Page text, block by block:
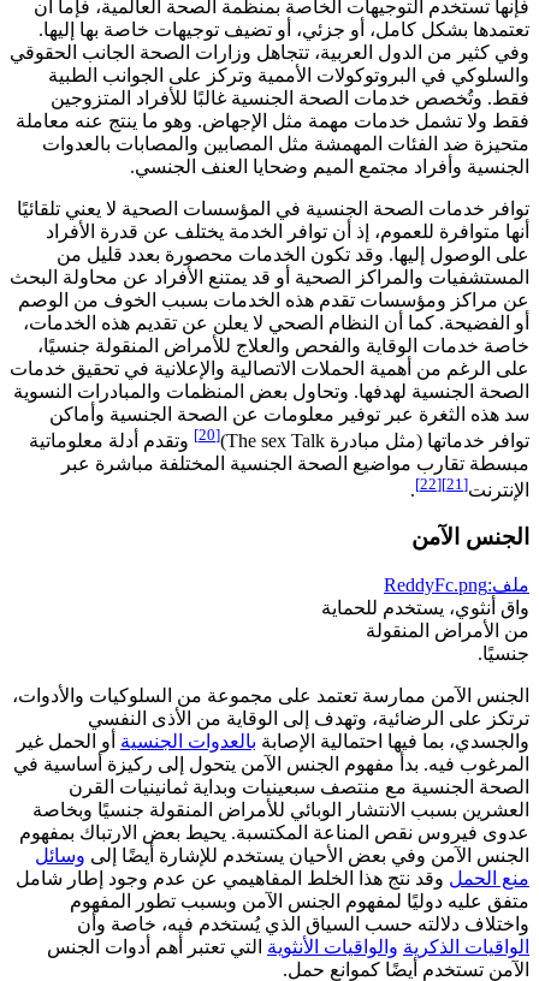
فإنها تستخدم التوجيهات الخاصة بمنظمة الصحة العالمية، فإما أن
تعتمدها بشكل كامل، أو جزئي، أو تضيف توجيهات خاصة بها إليها.
وفي كثير من الدول العربية، تتجاهل وزارات الصحة الجانب الحقوقي
والسلوكي في البروتوكولات الأممية وتركز على الجوانب الطبية
فقط. وتُخصص خدمات الصحة الجنسية غالبًا للأفراد المتزوجين
فقط ولا تشمل خدمات مهمة مثل الإجهاض. وهو ما ينتج عنه معاملة
متحيزة ضد الفئات المهمشة مثل المصابين والمصابات بالعدوات
الجنسية وأفراد مجتمع الميم وضحايا العنف الجنسي.
توافر خدمات الصحة الجنسية في المؤسسات الصحية لا يعني تلقائيًا
أنها متوافرة للعموم، إذ أن توافر الخدمة يختلف عن قدرة الأفراد
على الوصول إليها. وقد تكون الخدمات محصورة بعدد قليل من
المستشفيات والمراكز الصحية أو قد يمتنع الأفراد عن محاولة البحث
عن مراكز ومؤسسات تقدم هذه الخدمات بسبب الخوف من الوصم
أو الفضيحة. كما أن النظام الصحي لا يعلن عن تقديم هذه الخدمات،
خاصة خدمات الوقاية والفحص والعلاج للأمراض المنقولة جنسيًا،
على الرغم من أهمية الحملات الاتصالية والإعلانية في تحقيق خدمات
الصحة الجنسية لهدفها. وتحاول بعض المنظمات والمبادرات النسوية
سد هذه الثغرة عبر توفير معلومات عن الصحة الجنسية وأماكن
توافر خدماتها (مثل مبادرة The sex Talk)
[20]
وتقدم أدلة معلوماتية
مبسطة تقارب مواضيع الصحة الجنسية المختلفة مباشرة عبر
الإنترنت[21]
[22]
.
الجنس الآمن
ملف:ReddyFc.png
واق أنثوي، يستخدم للحماية
من الأمراض المنقولة
جنسيًا.
الجنس الآمن ممارسة تعتمد على مجموعة من السلوكيات والأدوات،
ترتكز على الرضائية، وتهدف إلى الوقاية من الأذى النفسي
والجسدي، بما فيها احتمالية الإصابة بالعدوات الجنسية أو الحمل غير
المرغوب فيه. بدأ مفهوم الجنس الآمن يتحول إلى ركيزة أساسية في
الصحة الجنسية مع منتصف سبعينيات وبداية ثمانينيات القرن
العشرين بسبب الانتشار الوبائي للأمراض المنقولة جنسيًا وبخاصة
عدوى فيروس نقص المناعة المكتسبة. يحيط بعض الارتباك بمفهوم
الجنس الآمن وفي بعض الأحيان يستخدم للإشارة أيضًا إلى وسائل
منع الحمل وقد نتج هذا الخلط المفاهيمي عن عدم وجود إطار شامل
متفق عليه دوليًا لمفهوم الجنس الآمن وبسبب تطور المفهوم
واختلاف دلالته حسب السياق الذي يُستخدم فيه، خاصة وأن
الواقيات الذكرية والواقيات الأنثوية التي تعتبر أهم أدوات الجنس
الآمن تستخدم أيضًا كموانع حمل.